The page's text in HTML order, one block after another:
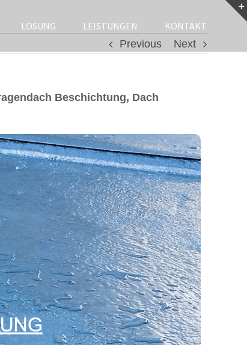
LÖSUNG LEISTUNGEN
KONTAKT
Previous
Next
Beschichtung, Dach